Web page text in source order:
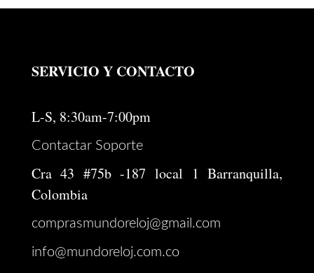
SERVICIO Y CONTACTO
L-S, 8:30am-7:00pm
Contactar Soporte
Cra 43 #75b -187 local 1 Barranquilla,
Colombia
comprasmundoreloj@gmail.com
info@mundoreloj.com.co